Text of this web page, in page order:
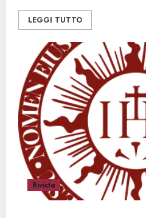
LEGGI TUTTO
Rivista